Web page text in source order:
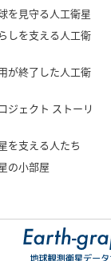
見守る人工衛星
を支える人工衛
終了した人工衛
ジェクト ストーリ
支える人たち
小部屋